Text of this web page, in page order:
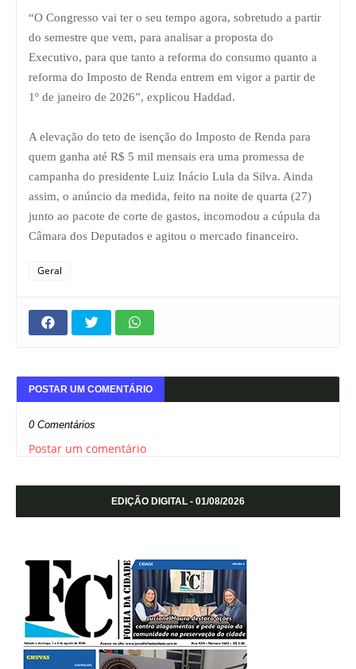
“O Congresso vai ter o seu tempo agora, sobretudo a partir
do semestre que vem, para analisar a proposta do
Executivo, para que tanto a reforma do consumo quanto a
reforma do Imposto de Renda entrem em vigor a partir de
1º de janeiro de 2026”, explicou Haddad.
A elevação do teto de isenção do Imposto de Renda para
quem ganha até R$ 5 mil mensais era uma promessa de
campanha do presidente Luiz Inácio Lula da Silva. Ainda
assim, o anúncio da medida, feito na noite de quarta (27)
junto ao pacote de corte de gastos, incomodou a cúpula da
Câmara dos Deputados e agitou o mercado financeiro.
Geral
POSTAR UM COMENTÁRIO
0 Comentários
Postar um comentário
EDIÇÃO DIGITAL - 01/08/2026